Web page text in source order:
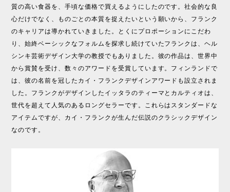
質の高い食器を、手頃な価格で買えるようにしたのです。社会的な良
心だけでなく、ものごとの本質を捉えたいという願いから、フランク
のキャリアは導かれていきました。とくにプロポーションにこだわ
り、始終ベーシックなフォルムを探求し続けていたフランクは、ヘル
シンキ芸術デザイン大学の教授でもありました。彼の作品は、世界中
から賞賛を受け、数々のアワードを受賞しています。フィンランドで
は、彼の名前を冠したカイ・フランクデザインアワードも設立されま
した。フランクがデザインしたイッタラのティーマとカルティオは、
世代を超えて人気のあるロングセラーです。これらはスタンダードな
アイテムですが、カイ・フランクが生んだ伝説のクラシックデザイン
なのです。